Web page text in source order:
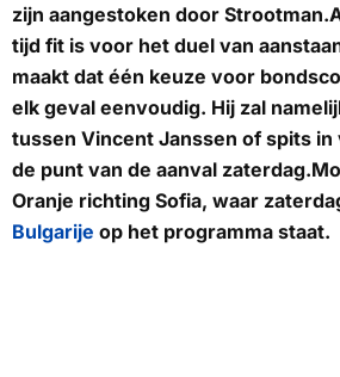
zijn aangestoken door
tijd fit is voor het duel van
maakt dat één keuze voor
elk geval eenvoudig. Hij zal
tussen Vincent Janssen of spits in
de punt van de aanval
Oranje richting Sofia, waar
Bulgarije op het programma staat.